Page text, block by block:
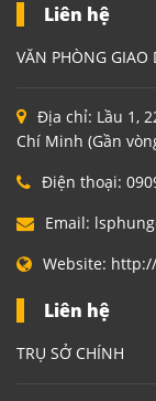
Liên hệ
VĂN PHÒNG GIAO
Địa chỉ: Lầu 1,
Chí Minh (Gần
Điện thoại:
Email:
Website:
Liên hệ
TRỤ SỞ CHÍNH